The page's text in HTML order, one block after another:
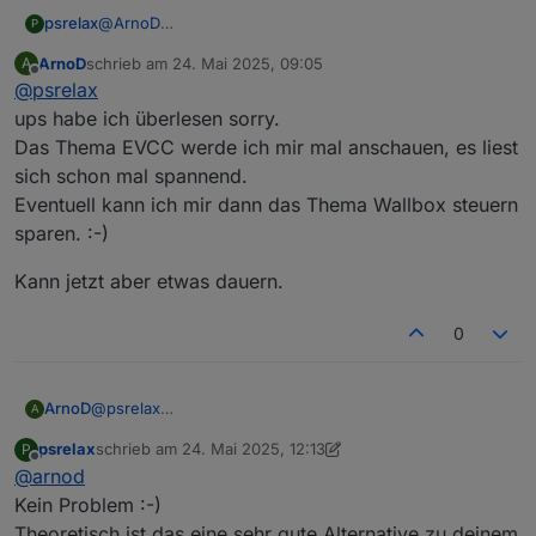
P psrelax@ArnoD
17. Mai 2025, 23:32 gesehen hast :-)
A
Offline
ArnoDschrieb am 24. Mai 2025, 09:05
zuletzt editiert von
@psrelax
ups habe ich überlesen sorry.
Das Thema EVCC werde ich mir mal anschauen, es liest
sich schon mal spannend.
Eventuell kann ich mir dann das Thema Wallbox steuern
sparen. :-)
Kann jetzt aber etwas dauern.
0
A ArnoD@psrelax
Das Thema EVCC werde ich mir mal anschauen, es liest
Eventuell kann ich mir dann das Thema Wallbox steuern
Kann jetzt aber etwas dauern.
P
Offline
psrelaxschrieb am 24. Mai 2025, 12:13
zuletzt editiert von psrelax
@arnod
Kein Problem :-)